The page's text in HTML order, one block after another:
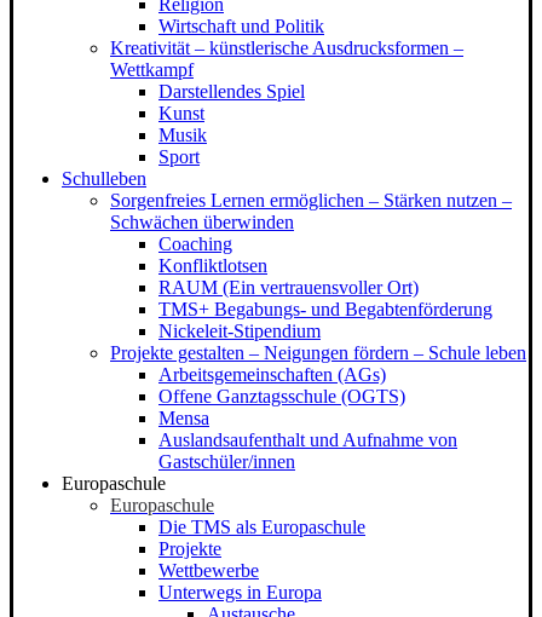
Religion
Wirtschaft und Politik
Kreativität – künstlerische Ausdrucksformen –
Wettkampf
Darstellendes Spiel
Kunst
Musik
Sport
Schulleben
Sorgenfreies Lernen ermöglichen – Stärken nutzen –
Schwächen überwinden
Coaching
Konfliktlotsen
RAUM (Ein vertrauensvoller Ort)
TMS+ Begabungs- und Begabtenförderung
Nickeleit-Stipendium
Projekte gestalten – Neigungen fördern – Schule leben
Arbeitsgemeinschaften (AGs)
Offene Ganztagsschule (OGTS)
Mensa
Auslandsaufenthalt und Aufnahme von
Gastschüler/innen
Europaschule
Europaschule
Die TMS als Europaschule
Projekte
Wettbewerbe
Unterwegs in Europa